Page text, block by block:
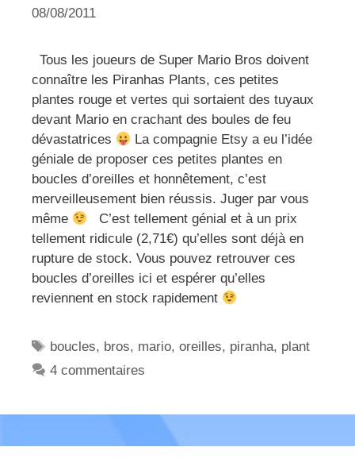
08/08/2011
Tous les joueurs de Super Mario Bros doivent
connaître les Piranhas Plants, ces petites
plantes rouge et vertes qui sortaient des tuyaux
devant Mario en crachant des boules de feu
dévastatrices
La compagnie Etsy a eu l’idée
géniale de proposer ces petites plantes en
boucles d’oreilles et honnêtement, c’est
merveilleusement bien réussis. Juger par vous
même
C’est tellement génial et à un prix
tellement ridicule (2,71€) qu’elles sont déjà en
rupture de stock. Vous pouvez retrouver ces
boucles d’oreilles ici et espérer qu’elles
reviennent en stock rapidement
Étiquettes
boucles, bros, mario,oreilles, piranha, plant
4 commentaires